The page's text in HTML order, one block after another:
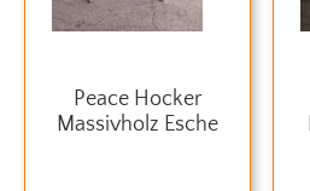
Peace Hocker
Massivholz Esche